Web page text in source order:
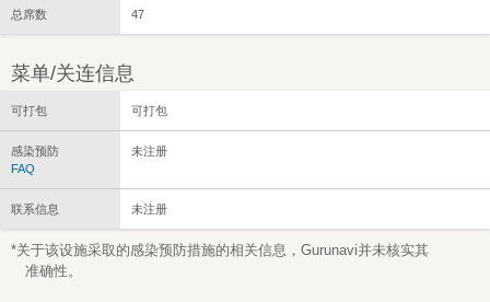
总席数 47
菜单/关连信息
可打包 可打包
感染预防
FAQ
未注册
联系信息 未注册
*关于该设施采取的感染预防措施的相关信息，Gurunavi并未核实其
准确性。